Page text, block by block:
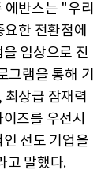
반스는 "우리
한 전환점에
임상으로 진
그램을 통해 기
상급 잠재력
즈를 우선시
선도 기업을
고 말했다.